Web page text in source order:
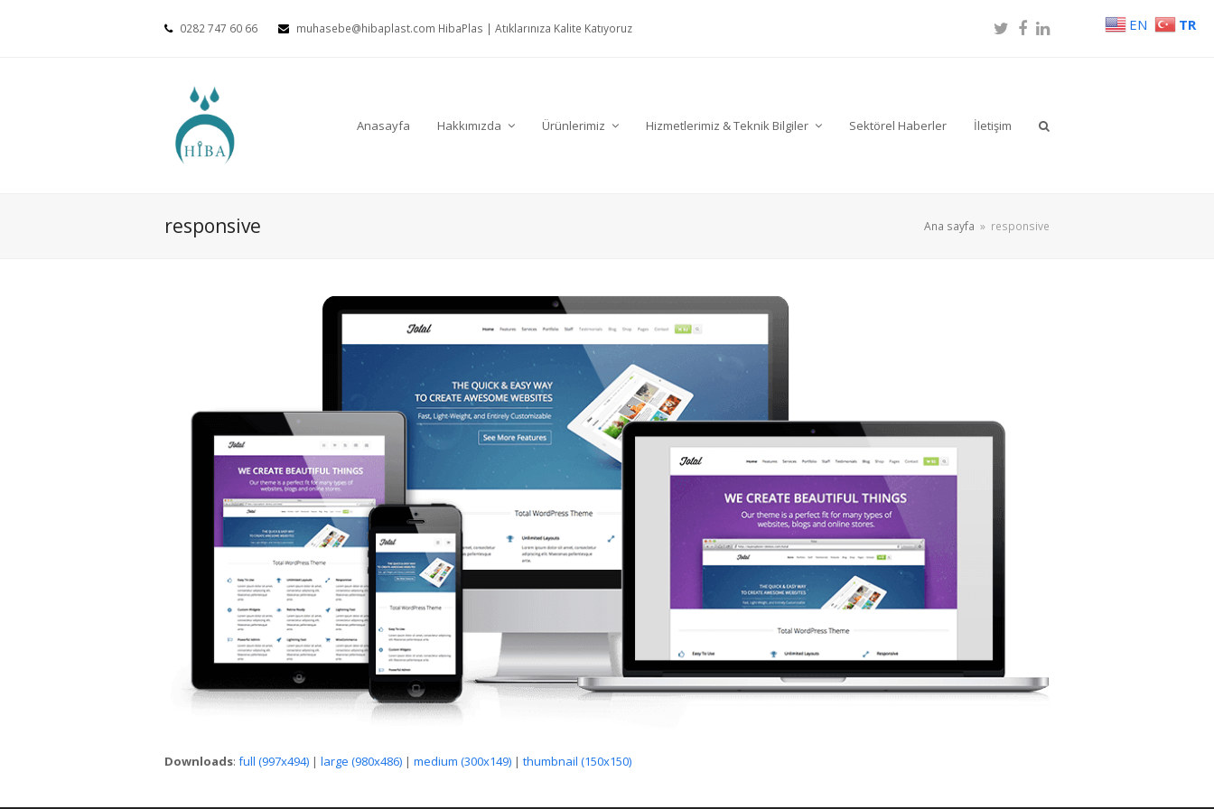
0282 747 60 66 muhasebe@hibaplast.com HibaPlas | Atıklarınıza Kalite Katıyoruz Twitter
Facebook
LinkedIn
Anasayfa Hakkımızda Ürünlerimiz Hizmetlerimiz & Teknik Bilgiler Sektörel Haberler İletişim
responsive Ana sayfa » responsive
Downloads: full (997x494) | large (980x486) | medium (300x149) | thumbnail (150x150)
EN TR